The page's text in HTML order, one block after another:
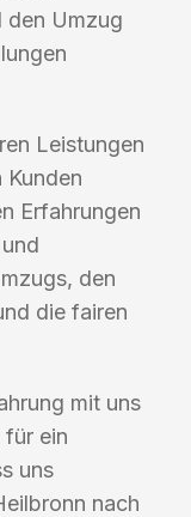
den Umzug
Leistungen
Kunden
Erfahrungen
den
die fairen
mit uns
für ein
uns
nach